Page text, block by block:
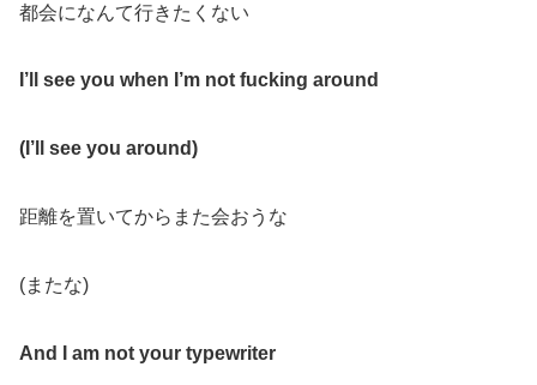
都会になんて行きたくない
I’ll see you when I’m not fucking around
(I’ll see you around)
距離を置いてからまた会おうな
(またな)
And I am not your typewriter